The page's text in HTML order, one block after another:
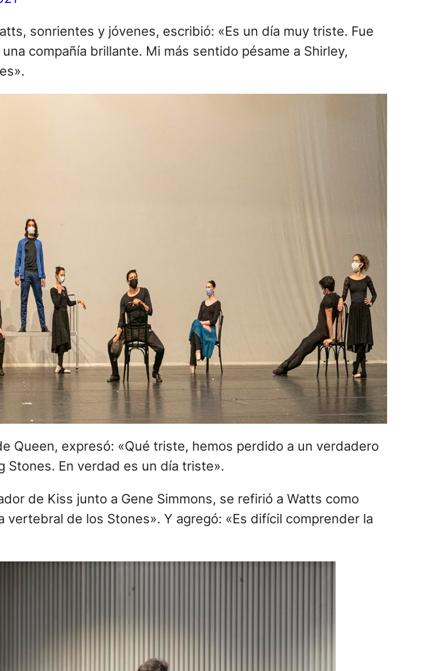
Queen, expresó: «Qué triste, hemos perdido a un verdadero
Stones. En verdad es un día triste».
de Kiss junto a Gene Simmons, se refirió a Watts como
de los Stones». Y agregó: «Es difícil comprender la